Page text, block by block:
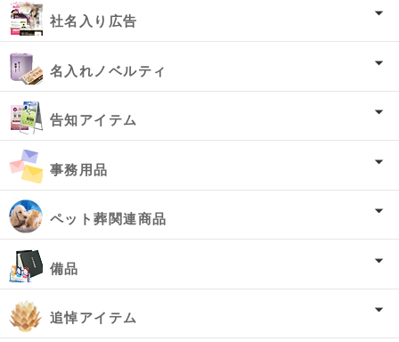
社名入り広告
名入れノベルティ
告知アイテム
事務用品
ペット葬関連商品
備品
追悼アイテム